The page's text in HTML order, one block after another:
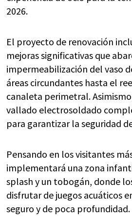
2026.
El proyecto de renovación
mejoras significativas que
impermeabilización del vaso
áreas circundantes hasta el
canaleta perimetral.
vallado electrosoldado
para garantizar la seguridad
Pensando en los visitantes
implementará una zona
splash y un tobogán, donde
disfrutar de juegos acuáticos
seguro y de poca profundidad.